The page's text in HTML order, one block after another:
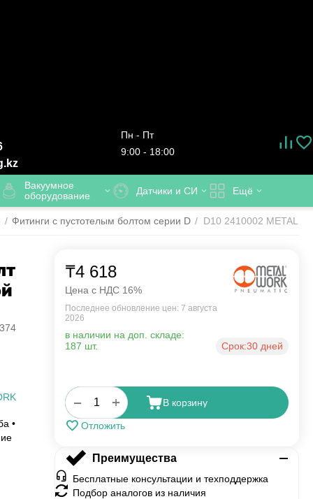
Пн - Пт
9:00 - 18:00
Вакуумное
оборудование
Датчики и СИ Ещё
/ Фитинги с пустотелым болтом серии D / D10 2410002 METAL
•
₸4 618
Цена с НДС 16%
Последнее обновление цен: 7 августа
2026
в наличии на доп. складе:
187 шт.
Срок:30 дней
+
− В корзину
Отложить
Преимущества
Бесплатные консультации и техподдержка
Подбор аналогов из наличия